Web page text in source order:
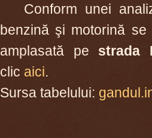
Conform unei
benzină şi motorină
amplasată pe strada
clic aici.
Sursa tabelului: